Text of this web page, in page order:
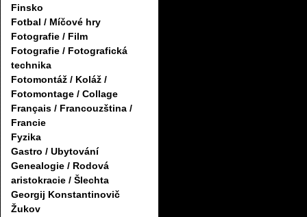
Finsko
Fotbal / Míčové hry
Fotografie / Film
Fotografie / Fotografická
technika
Fotomontáž / Koláž /
Fotomontage / Collage
Français / Francouzština /
Francie
Fyzika
Gastro / Ubytování
Genealogie / Rodová
aristokracie / Šlechta
Georgij Konstantinovič
Žukov